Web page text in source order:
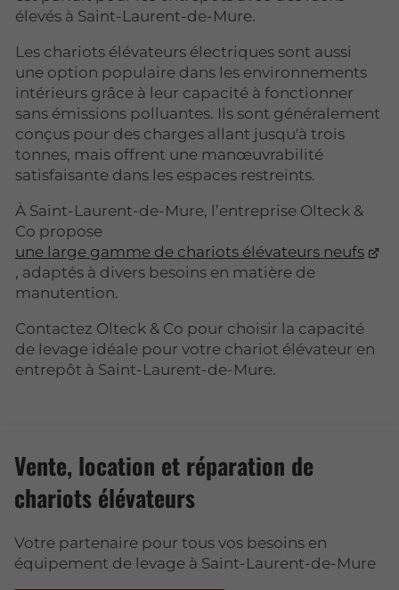
élevés à Saint-Laurent-de-Mure.
Les chariots élévateurs électriques sont aussi
une option populaire dans les environnements
intérieurs grâce à leur capacité à fonctionner
sans émissions polluantes. Ils sont généralement
conçus pour des charges allant jusqu'à trois
tonnes, mais offrent une manœuvrabilité
satisfaisante dans les espaces restreints.
À Saint-Laurent-de-Mure, l’entreprise Olteck &
Co propose
une large gamme de chariots élévateurs neufs
, adaptés à divers besoins en matière de
manutention.
Contactez Olteck & Co pour choisir la capacité
de levage idéale pour votre chariot élévateur en
entrepôt à Saint-Laurent-de-Mure.
Vente, location et réparation de
chariots élévateurs
Votre partenaire pour tous vos besoins en
équipement de levage à Saint-Laurent-de-Mure